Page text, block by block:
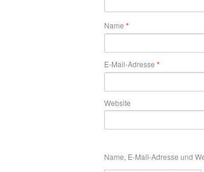
Name *
E-Mail-Adresse *
Website
Name, E-Mail-Adresse und